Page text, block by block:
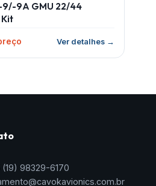
9/-9A GMU 22/44
Ver detalhes →
(19) 98329-6170